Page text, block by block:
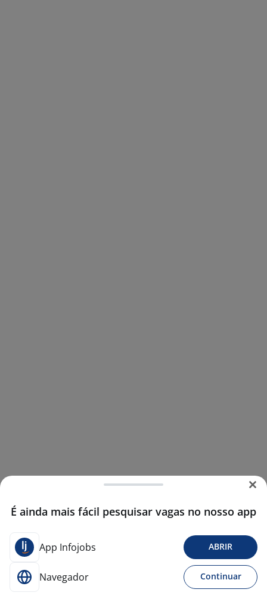
É ainda mais fácil pesquisar vagas no nosso app
App Infojobs ABRIR
Navegador Continuar